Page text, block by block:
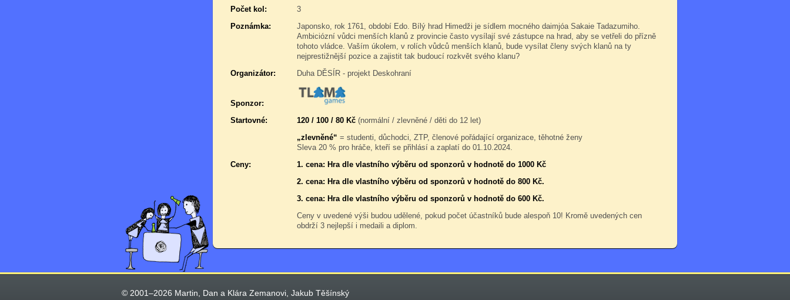
Počet kol:
3
Poznámka:
Japonsko, rok 1761, období Edo. Bílý hrad Himedži je sídlem mocného daimjóa Sakaie Tadazumiho.
Ambiciózní vůdci menších klanů z provincie často vysílají své zástupce na hrad, aby se vetřeli do přízně
tohoto vládce. Vaším úkolem, v rolích vůdců menších klanů, bude vysílat členy svých klanů na ty
nejprestižnější pozice a zajistit tak budoucí rozkvět svého klanu?
Organizátor:
Duha DĚSÍR - projekt Deskohraní
Sponzor:
Startovné:
120 / 100 / 80 Kč (normální / zlevněné / děti do 12 let)
„zlevněné“ = studenti, důchodci, ZTP, členové pořádající organizace, těhotné ženy
Sleva 20 % pro hráče, kteří se přihlásí a zaplatí do 01.10.2024.
Ceny:
1. cena: Hra dle vlastního výběru od sponzorů v hodnotě do 1000 Kč
2. cena: Hra dle vlastního výběru od sponzorů v hodnotě do 800 Kč.
3. cena: Hra dle vlastního výběru od sponzorů v hodnotě do 600 Kč.
Ceny v uvedené výši budou udělené, pokud počet účastníků bude alespoň 10! Kromě uvedených cen
obdrží 3 nejlepší i medaili a diplom.
© 2001–2026 Martin, Dan a Klára Zemanovi, Jakub Těšínský